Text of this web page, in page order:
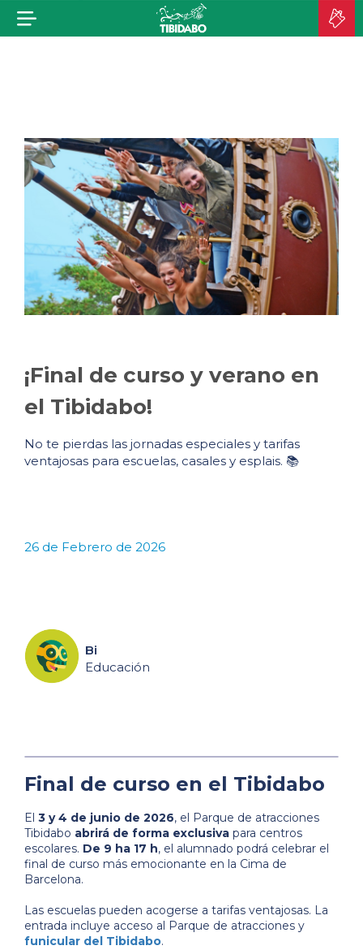
¡Final de curso y verano en
el Tibidabo!
No te pierdas las jornadas especiales y tarifas
ventajosas para escuelas, casales y esplais. 📚
26 de Febrero de 2026
Bi
Educación
Final de curso en el Tibidabo
El 3 y 4 de junio de 2026, el Parque de atracciones
Tibidabo abrirá de forma exclusiva para centros
escolares. De 9 ha 17 h, el alumnado podrá celebrar el
final de curso más emocionante en la Cima de
Barcelona.
Las escuelas pueden acogerse a tarifas ventajosas. La
entrada incluye acceso al Parque de atracciones y
funicular del Tibidabo.